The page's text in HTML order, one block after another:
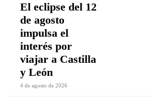
El eclipse del 12
de agosto
impulsa el
interés por
viajar a Castilla
y León
4 de agosto de 2026